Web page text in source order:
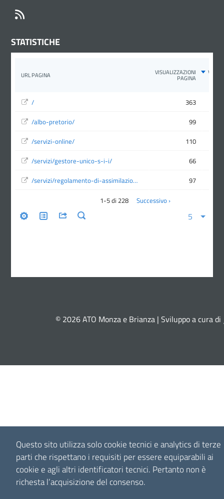
Questo sito utilizza solo cookie tecnici e analytics di terze
parti che rispettano i requisiti per essere equiparabili ai
cookie e agli altri identificatori tecnici. Pertanto non è
richesta l’acquisizione del consenso.
STATISTICHE
© 2026 ATO Monza e Brianza | Sviluppo a cura di